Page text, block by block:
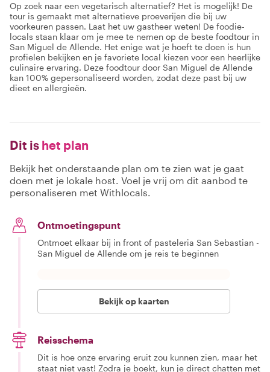
Op zoek naar een vegetarisch alternatief? Het is mogelijk! De
tour is gemaakt met alternatieve proeverijen die bij uw
voorkeuren passen. Laat het uw gastheer weten! De foodie-
locals staan klaar om je mee te nemen op de beste foodtour in
San Miguel de Allende. Het enige wat je hoeft te doen is hun
profielen bekijken en je favoriete local kiezen voor een heerlijke
culinaire ervaring. Deze foodtour door San Miguel de Allende
kan 100% gepersonaliseerd worden, zodat deze past bij uw
dieet en allergieën.
Dit is het plan
Bekijk het onderstaande plan om te zien wat je gaat
doen met je lokale host. Voel je vrij om dit aanbod te
personaliseren met Withlocals.
Ontmoetingspunt
Ontmoet elkaar bij in front of pasteleria San Sebastian -
San Miguel de Allende om je reis te beginnen
Bekijk op kaarten
Reisschema
Dit is hoe onze ervaring eruit zou kunnen zien, maar het
staat niet vast! Zodra je boekt, kun je direct chatten met